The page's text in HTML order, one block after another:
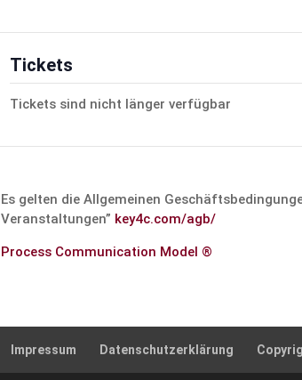
Tickets
Tickets sind nicht länger verfügbar
Es gelten die Allge­meinen
Veran­stal­tungen” key4c.com/agb/
Process Commu­ni­ca­tion Model ®
Impressum Daten­schutz­er­klä­rung